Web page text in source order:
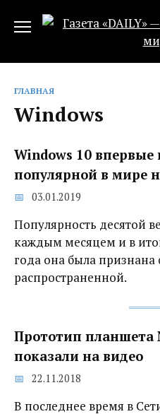
ГЛАВНАЯ
Windows
Windows 10
популярной в мире
03.01.2019
Популярность десятой
каждым месяцем и в
года она была признана
распространенной.
Прототип планшета
показали на видео
22.11.2018
В последнее время в